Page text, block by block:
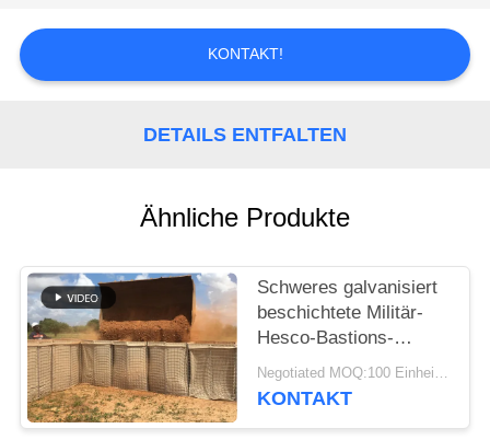
SITEMAP
DATENSCHUTZRICHTLINIE
KONTAKT!
DETAILS ENTFALTEN
Ähnliche Produkte
Schweres galvanisiert
beschichtete Militär-
Hesco-Bastions-
Sperren-System
defensive Hesco-
Negotiated MOQ:100 Einheiten
KONTAKT